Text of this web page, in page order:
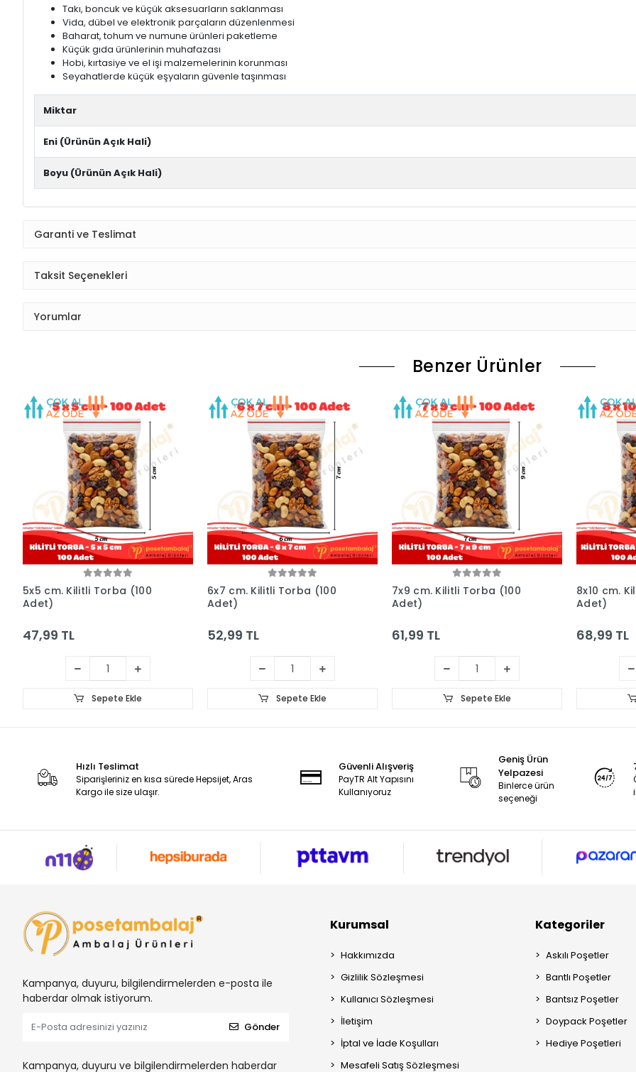
Takı, boncuk ve küçük aksesuarların saklanması
Vida, dübel ve elektronik parçaların düzenlenmesi
Baharat, tohum ve numune ürünleri paketleme
Küçük gıda ürünlerinin muhafazası
Hobi, kırtasiye ve el işi malzemelerinin korunması
Seyahatlerde küçük eşyaların güvenle taşınması
Miktar
Eni (Ürünün Açık Hali)
Boyu (Ürünün Açık Hali)
Garanti ve Teslimat
Taksit Seçenekleri
Yorumlar
Benzer Ürünler
5x5 cm. Kilitli Torba (100
Adet)
47,99 TL
Sepete Ekle
6x7 cm. Kilitli Torba (100
Adet)
52,99 TL
Sepete Ekle
7x9 cm. Kilitli Torba (100
Adet)
61,99 TL
Sepete Ekle
8x10 cm.
Adet)
68,99 TL
Hızlı Teslimat
Siparişleriniz en kısa sürede Hepsijet, Aras
Kargo ile size ulaşır.
Güvenli Alışveriş
PayTR Alt Yapısını
Kullanıyoruz
Geniş Ürün
Yelpazesi
Binlerce ürün
seçeneği
Kampanya, duyuru, bilgilendirmelerden e-posta ile
haberdar olmak istiyorum.
Gönder
Kampanya, duyuru ve bilgilendirmelerden haberdar
Kurumsal
Hakkımızda
Gizlilik Sözleşmesi
Kullanıcı Sözleşmesi
İletişim
İptal ve İade Koşulları
Mesafeli Satış Sözleşmesi
Kategoriler
Askılı Poşetler
Bantlı Poşetler
Bantsız Poşetler
Doypack Poşetler
Hediye Poşetleri